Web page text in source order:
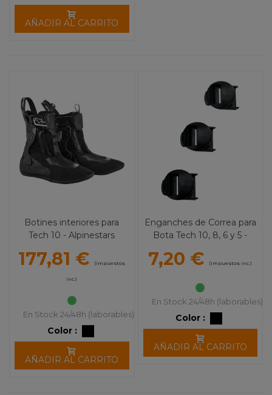
AÑADIR AL CARRITO
Botines interiores para
Tech 10 - Alpinestars
177,81 € (impuestos
inc.)
En Stock 24/48h (laborables)
Color :
AÑADIR AL CARRITO
Enganches de Correa para
Bota Tech 10, 8, 6 y 5 -
7,20 € (impuestos inc.)
En Stock 24/48h (laborables)
Color :
AÑADIR AL CARRITO